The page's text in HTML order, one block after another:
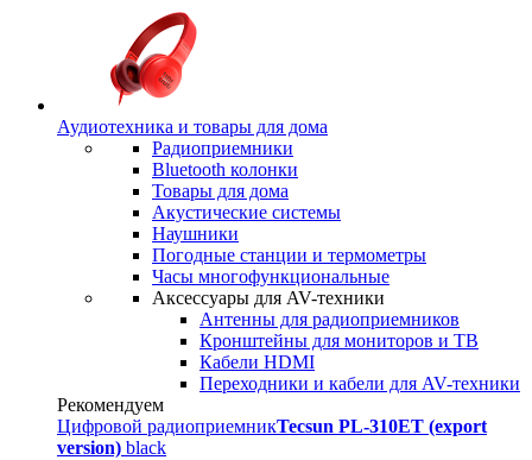
Аудиотехника и товары для дома
Радиоприемники
Bluetooth колонки
Товары для дома
Акустические системы
Наушники
Погодные станции и термометры
Часы многофункциональные
Аксессуары для AV-техники
Антенны для радиоприемников
Кронштейны для мониторов и ТВ
Кабели HDMI
Переходники и кабели для AV-техники
Рекомендуем
Цифровой радиоприемникTecsun PL-310ET (export
version) black